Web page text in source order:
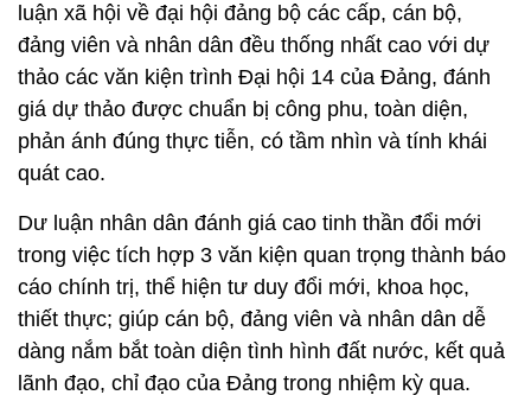
luận xã hội về đại hội đảng bộ các cấp, cán bộ,
đảng viên và nhân dân đều thống nhất cao với dự
thảo các văn kiện trình Đại hội 14 của Đảng, đánh
giá dự thảo được chuẩn bị công phu, toàn diện,
phản ánh đúng thực tiễn, có tầm nhìn và tính khái
quát cao.
Dư luận nhân dân đánh giá cao tinh thần đổi mới
trong việc tích hợp 3 văn kiện quan trọng thành báo
cáo chính trị, thể hiện tư duy đổi mới, khoa học,
thiết thực; giúp cán bộ, đảng viên và nhân dân dễ
dàng nắm bắt toàn diện tình hình đất nước, kết quả
lãnh đạo, chỉ đạo của Đảng trong nhiệm kỳ qua.